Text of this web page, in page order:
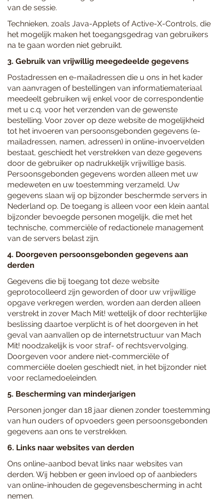
van de sessie.
Technieken, zoals Java-Applets of Active-X-Controls, die
het mogelijk maken het toegangsgedrag van gebruikers
na te gaan worden niet gebruikt.
3. Gebruik van vrijwillig meegedeelde gegevens
Postadressen en e-mailadressen die u ons in het kader
van aanvragen of bestellingen van informatiemateriaal
meedeelt gebruiken wij enkel voor de correspondentie
met u c.q. voor het verzenden van de gewenste
bestelling. Voor zover op deze website de mogelijkheid
tot het invoeren van persoonsgebonden gegevens (e-
mailadressen, namen, adressen) in online-invoervelden
bestaat, geschiedt het verstrekken van deze gegevens
door de gebruiker op nadrukkelijk vrijwillige basis.
Persoonsgebonden gegevens worden alleen met uw
medeweten en uw toestemming verzameld. Uw
gegevens slaan wij op bijzonder beschermde servers in
Nederland op. De toegang is alleen voor een klein aantal
bijzonder bevoegde personen mogelijk, die met het
technische, commerciële of redactionele management
van de servers belast zijn.
4. Doorgeven persoonsgebonden gegevens aan
derden
Gegevens die bij toegang tot deze website
geprotocolleerd zijn geworden of door uw vrijwillige
opgave verkregen werden, worden aan derden alleen
verstrekt in zover Mach Mit! wettelijk of door rechterlijke
beslissing daartoe verplicht is of het doorgeven in het
geval van aanvallen op de internetstructuur van Mach
Mit! noodzakelijk is voor straf- of rechtsvervolging.
Doorgeven voor andere niet-commerciële of
commerciële doelen geschiedt niet, in het bijzonder niet
voor reclamedoeleinden.
5. Bescherming van minderjarigen
Personen jonger dan 18 jaar dienen zonder toestemming
van hun ouders of opvoeders geen persoonsgebonden
gegevens aan ons te verstrekken.
6. Links naar websites van derden
Ons online-aanbod bevat links naar websites van
derden. Wij hebben er geen invloed op of aanbieders
van online-inhouden de gegevensbescherming in acht
nemen.